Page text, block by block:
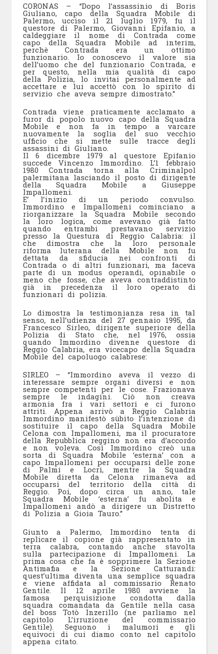
CORONAS – “Dopo l’assassinio di Boris
Giuliano, capo della Squadra Mobile di
Palermo, ucciso il 21 luglio 1979, fu il
questore di Palermo, Giovanni Epifanio, a
caldeggiare il nome di Contrada come
capo della Squadra Mobile ad interim,
perchè Contrada era un ottimo
funzionario. Io conoscevo il valore sia
dell’uomo che del funzionario Contrada, e
per questo, nella mia qualità di capo
della Polizia, lo invitai personalmente ad
accettare e lui accettò con lo spirito di
servizio che aveva sempre dimostrato.”
Contrada viene praticamente acclamato a
furor di popolo nuovo capo della Squadra
Mobile e non fa in tempo a varcare
nuovamente la soglia del suo vecchio
ufficio che si mette sulle tracce degli
assassini di Giuliano.
Il 6 dicembre 1979 al questore Epifanio
succede Vincenzo Immordino. L’1 febbraio
1980 Contrada torna alla Criminalpol
palermitana lasciando il posto di dirigente
della Squadra Mobile a Giuseppe
Impallomeni.
E’ l’inizio di un periodo convulso.
Immordino e Impallomeni cominciano a
riorganizzare la Squadra Mobile secondo
la loro logica, come avevano già fatto
quando entrambi prestavano servizio
presso la Questura di Reggio Calabria: il
che dimostra che la loro personale
riforma luterana della Mobile non fu
dettata da sfiducia nei confronti di
Contrada o di altri funzionari, ma faceva
parte di un modus operandi, opinabile o
meno che fosse, che aveva contraddistinto
già in precedenza il loro operato di
funzionari di polizia.
Lo dimostra la testimonianza resa in tal
senso, nell’udienza del 27 gennaio 1995, da
Francesco Sirleo, dirigente superiore della
Polizia di Stato che, nel 1976, ossia
quando Immordino divenne questore di
Reggio Calabria, era vicecapo della Squadra
Mobile del capoluogo calabrese:
SIRLEO – “Immordino aveva il vezzo di
interessare sempre organi diversi e non
sempre competenti per le cose. Frazionava
sempre le indagini. Ciò non creava
armonia fra i vari settori e ci furono
attriti. Appena arrivò a Reggio Calabria
Immordino manifestò sùbito l’intenzione di
sostituire il capo della Squadra Mobile
Celona con Impallomeni, ma il procuratore
della Repubblica reggino non era d’accordo
e non voleva. Così Immordino creò una
sorta di Squadra Mobile ‘esterna’ con a
capo Impallomeni per occuparsi delle zone
di Palmi e Locri, mentre la Squadra
Mobile diretta da Celona rimaneva ad
occuparsi del territorio della città di
Reggio. Poi, dopo circa un anno, tale
Squadra Mobile ‘esterna’ fu abolita e
Impallomeni andò a dirigere un Distretto
di Polizia a Gioia Tauro.”
Giunto a Palermo, Immordino tenta di
replicare il copione già rappresentato in
terra calabra, contando anche stavolta
sulla partecipazione di Impallomeni. La
prima cosa che fa è sopprimere la Sezione
Antimafia e la Sezione Catturandi:
quest’ultima diventa una semplice squadra
e viene affidata al commissario Renato
Gentile. Il 12 aprile 1980 avviene la
famosa perquisizione condotta dalla
squadra comandata da Gentile nella casa
del boss Totò Inzerillo (ne parliamo nel
capitolo L’irruzione del commissario
Gentile). Seguono i malumori e gli
equivoci di cui diamo conto nel capitolo
appena citato.